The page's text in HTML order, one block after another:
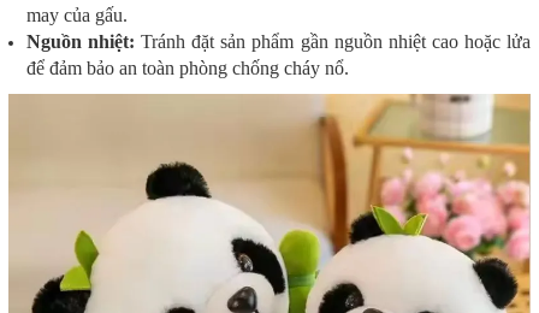
may của gấu.
Nguồn nhiệt: Tránh đặt sản phẩm gần nguồn nhiệt cao hoặc lửa
để đảm bảo an toàn phòng chống cháy nổ.